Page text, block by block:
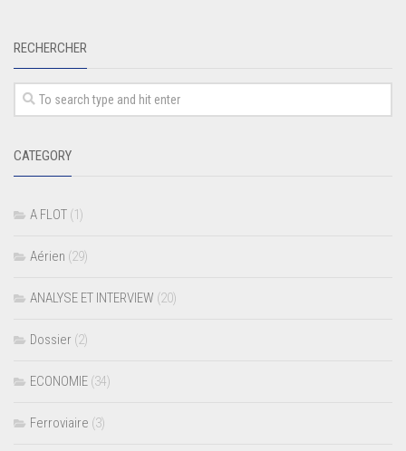
RECHERCHER
CATEGORY
A FLOT (1)
Aérien (29)
ANALYSE ET INTERVIEW (20)
Dossier (2)
ECONOMIE (34)
Ferroviaire (3)